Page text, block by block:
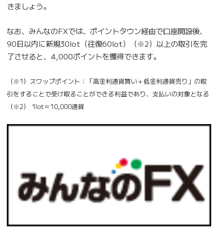
きましょう。
なお、みんなのFXでは、ポイントタウン経由で口座開設後、
90日以内に新規30lot（往復60lot）（※2）以上の取引を完
了させると、4,000ポイントを獲得できます。
（※1）スワップポイント：「高金利通貨買い＋低金利通貨売り」の取
引をすることで受け取ることができる利益であり、支払いの対象となる
（※2） 1lot＝10,000通貨